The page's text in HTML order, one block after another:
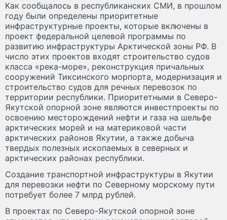
Как сообщалось в республиканских СМИ, в прошлом
году были определены приоритетные
инфраструктурные проекты, которые включены в
проект федеральной целевой программы по
развитию инфраструктуры Арктической зоны РФ. В
число этих проектов входят строительство судов
класса «река-море», реконструкция причальных
сооружений Тиксинского морпорта, модернизация и
строительство судов для речных перевозок по
территории республики. Приоритетными в Северо-
Якутской опорной зоне являются инвестпроекты по
освоению месторождений нефти и газа на шельфе
арктических морей и на материковой части
арктических районов Якутии, а также добыча
твердых полезных ископаемых в северных и
арктических районах республики.
Создание транспортной инфраструктуры в Якутии
для перевозки нефти по Северному морскому пути
потребует более 7 млрд рублей.
В проектах по Северо-Якутской опорной зоне